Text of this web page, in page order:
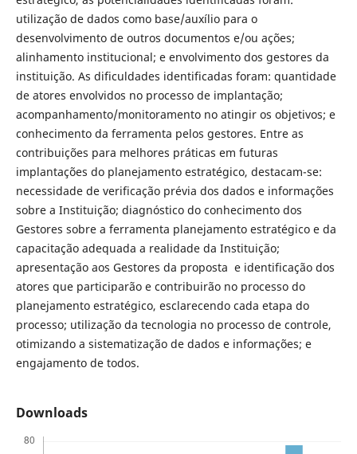
utilização de dados como base/auxílio para o
desenvolvimento de outros documentos e/ou ações;
alinhamento institucional; e envolvimento dos gestores da
instituição. As dificuldades identificadas foram: quantidade
de atores envolvidos no processo de implantação;
acompanhamento/monitoramento no atingir os objetivos; e
conhecimento da ferramenta pelos gestores. Entre as
contribuições para melhores práticas em futuras
implantações do planejamento estratégico, destacam-se:
necessidade de verificação prévia dos dados e informações
sobre a Instituição; diagnóstico do conhecimento dos
Gestores sobre a ferramenta planejamento estratégico e da
capacitação adequada a realidade da Instituição;
apresentação aos Gestores da proposta e identificação dos
atores que participarão e contribuirão no processo do
planejamento estratégico, esclarecendo cada etapa do
processo; utilização da tecnologia no processo de controle,
otimizando a sistematização de dados e informações; e
engajamento de todos.
Downloads